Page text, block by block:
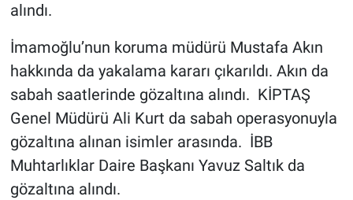
alındı.
İmamoğlu’nun koruma müdürü Mustafa Akın
hakkında da yakalama kararı çıkarıldı. Akın da
sabah saatlerinde gözaltına alındı. KİPTAŞ
Genel Müdürü Ali Kurt da sabah operasyonuyla
gözaltına alınan isimler arasında. İBB
Muhtarlıklar Daire Başkanı Yavuz Saltık da
gözaltına alındı.
Ne demişti
Nedir
Popüler
Programlar
Sağlık